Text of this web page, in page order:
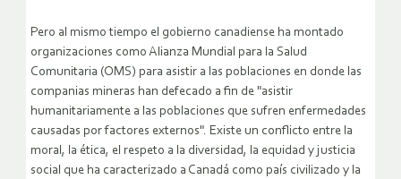
Pero al mismo tiempo el gobierno canadiense ha montado
organizaciones como Alianza Mundial para la Salud
Comunitaria (OMS) para asistir a las poblaciones en donde las
companias mineras han defecado a fin de "asistir
humanitariamente a las poblaciones que sufren enfermedades
causadas por factores externos". Existe un conflicto entre la
moral, la ética, el respeto a la diversidad, la equidad y justicia
social que ha caracterizado a Canadá como país civilizado y la